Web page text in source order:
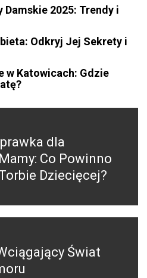
2025: Trendy i
Odkryj Jej Sekrety i
w Katowicach: Gdzie
dla
Co Powinno
Dziecięcej?
Świat